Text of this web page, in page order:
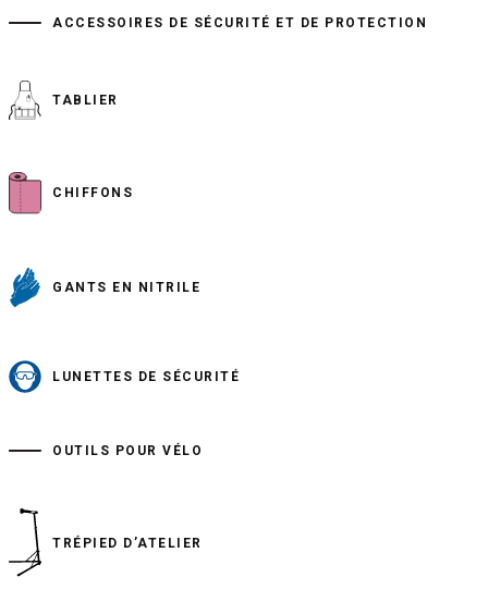
ACCESSOIRES DE SÉCURITÉ ET DE PROTECTION
TABLIER
CHIFFONS
GANTS EN NITRILE
LUNETTES DE SÉCURITÉ
OUTILS POUR VÉLO
TRÉPIED D’ATELIER